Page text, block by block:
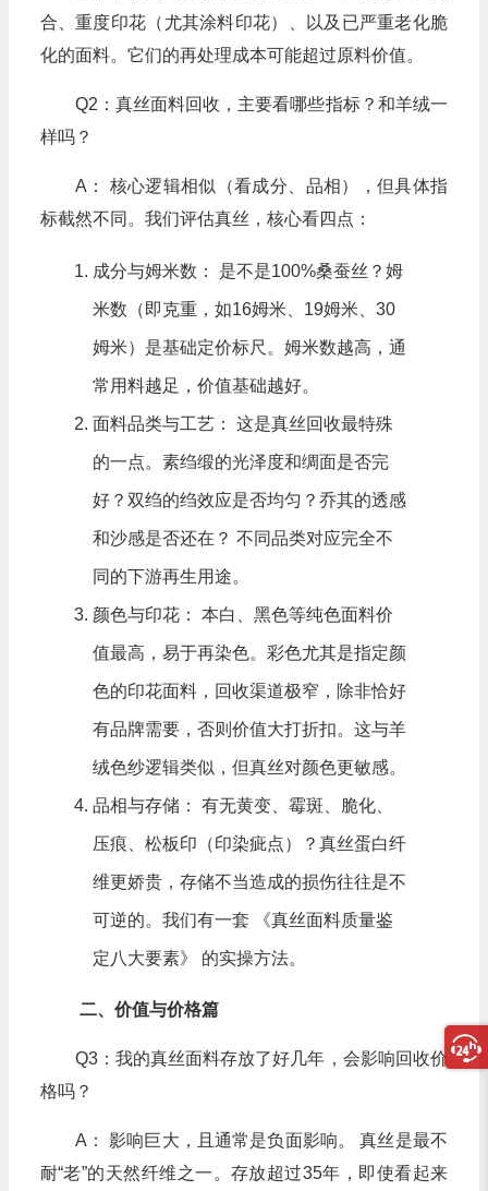
合、重度印花（尤其涂料印花）、以及已严重老化脆
化的面料。它们的再处理成本可能超过原料价值。
Q2：真丝面料回收，主要看哪些指标？和羊绒一
样吗？
A： 核心逻辑相似（看成分、品相），但具体指
标截然不同。我们评估真丝，核心看四点：
成分与姆米数： 是不是100%桑蚕丝？姆
米数（即克重，如16姆米、19姆米、30
姆米）是基础定价标尺。姆米数越高，通
常用料越足，价值基础越好。
面料品类与工艺： 这是真丝回收最特殊
的一点。素绉缎的光泽度和绸面是否完
好？双绉的绉效应是否均匀？乔其的透感
和沙感是否还在？ 不同品类对应完全不
同的下游再生用途。
颜色与印花： 本白、黑色等纯色面料价
值最高，易于再染色。彩色尤其是指定颜
色的印花面料，回收渠道极窄，除非恰好
有品牌需要，否则价值大打折扣。这与羊
绒色纱逻辑类似，但真丝对颜色更敏感。
品相与存储： 有无黄变、霉斑、脆化、
压痕、松板印（印染疵点）？真丝蛋白纤
维更娇贵，存储不当造成的损伤往往是不
可逆的。我们有一套 《真丝面料质量鉴
定八大要素》 的实操方法。
二、价值与价格篇
Q3：我的真丝面料存放了好几年，会影响回收价
格吗？
A： 影响巨大，且通常是负面影响。 真丝是最不
耐“老”的天然纤维之一。存放超过35年，即使看起来